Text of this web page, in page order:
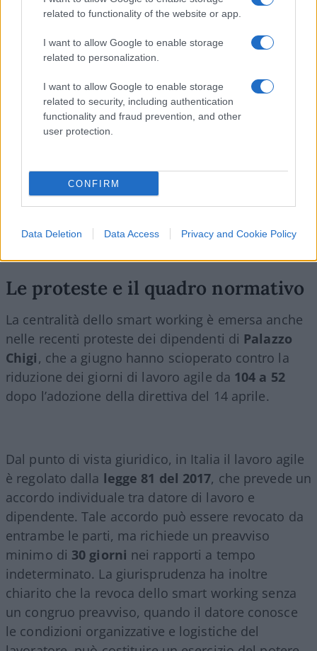
related to functionality of the website or app.
I want to allow Google to enable storage
related to personalization.
I want to allow Google to enable storage
related to security, including authentication
functionality and fraud prevention, and other
user protection.
CONFIRM
Data Deletion Data Access Privacy and Cookie Policy
soprattutto nelle grandi aziende dei servizi del
adottato politiche strutturate di flessibilità.
Non esistono ancora studi italiani specificamente
dedicati alquiet purging
rilevante anche nel nostro Paese. Circatre
lavoratori su quattro
dello smart working dichiarano infatti di essere
pronti a cercare un nuovo impiego nel caso in cui
il lavoro agile venisse completamente revocato.
Le proteste e il quadro normativo
La centralità dello smart working è emersa anche
nelle recenti proteste dei dipendenti di Palazzo
Chigi, che a giugno hanno scioperato contro la
riduzione dei giorni di lavoro agile da 104 a 52
dopo l’adozione della direttiva del 14 aprile.
Dal punto di vista giuridico, in Italia il lavoro agile
è regolato dalla legge 81 del 2017, che prevede un
accordo individuale tra datore di lavoro e
dipendente. Tale accordo può essere revocato da
entrambe le parti, ma richiede un preavviso
minimo di 30 giorni nei rapporti a tempo
indeterminato. La giurisprudenza ha inoltre
chiarito che la revoca dello smart working senza
un congruo preavviso, quando il datore conosce
le condizioni organizzative e logistiche del